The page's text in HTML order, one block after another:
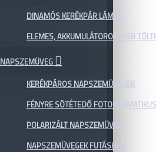
DINAMÓS KERÉKPÁR LÁMPA
ELEMES, AKKUMULÁTOROS, USB
NAPSZEMÜVEG
KERÉKPÁROS NAPSZEMÜVEGEK
FÉNYRE SÖTÉTEDŐ
POLARIZÁLT NAPSZEMÜVEG
NAPSZEMÜVEGEK FUTÁSHOZ